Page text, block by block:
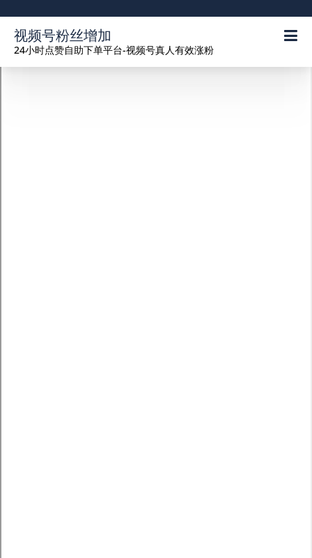
视频号粉丝增加
24小时点赞自助下单平台-视频号真人有效涨粉